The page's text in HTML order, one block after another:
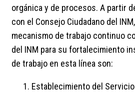
orgánica y de procesos. A partir
con el Consejo Ciudadano del
mecanismo de trabajo continuo
del INM para su fortalecimiento
de trabajo en esta línea son:
Establecimiento del